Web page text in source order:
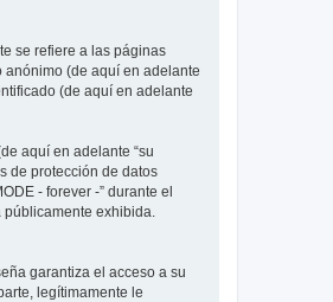
se refiere a las páginas
anónimo (de aquí en adelante
(de aquí en adelante
aquí en adelante “su
de protección de datos
- forever -” durante el
exhibida.
garantiza el acceso a su
legítimamente le